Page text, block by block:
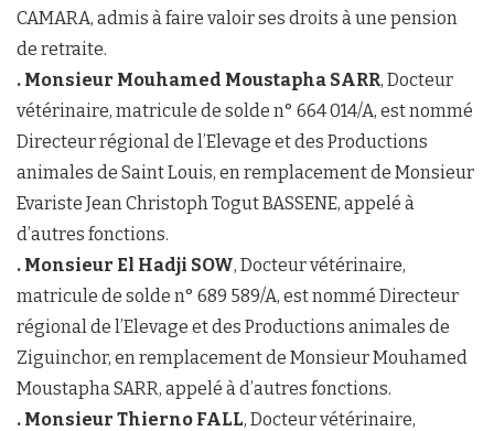
CAMARA, admis à faire valoir ses droits à une pension
de retraite.
. Monsieur Mouhamed Moustapha SARR, Docteur
vétérinaire, matricule de solde n° 664 014/A, est nommé
Directeur régional de l’Elevage et des Productions
animales de Saint Louis, en remplacement de Monsieur
Evariste Jean Christoph Togut BASSENE, appelé à
d’autres fonctions.
. Monsieur El Hadji SOW, Docteur vétérinaire,
matricule de solde n° 689 589/A, est nommé Directeur
régional de l’Elevage et des Productions animales de
Ziguinchor, en remplacement de Monsieur Mouhamed
Moustapha SARR, appelé à d’autres fonctions.
. Monsieur Thierno FALL, Docteur vétérinaire,